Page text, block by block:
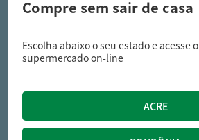
Compre sem sair de casa
Escolha abaixo o seu estado e acesse o
supermercado on-line